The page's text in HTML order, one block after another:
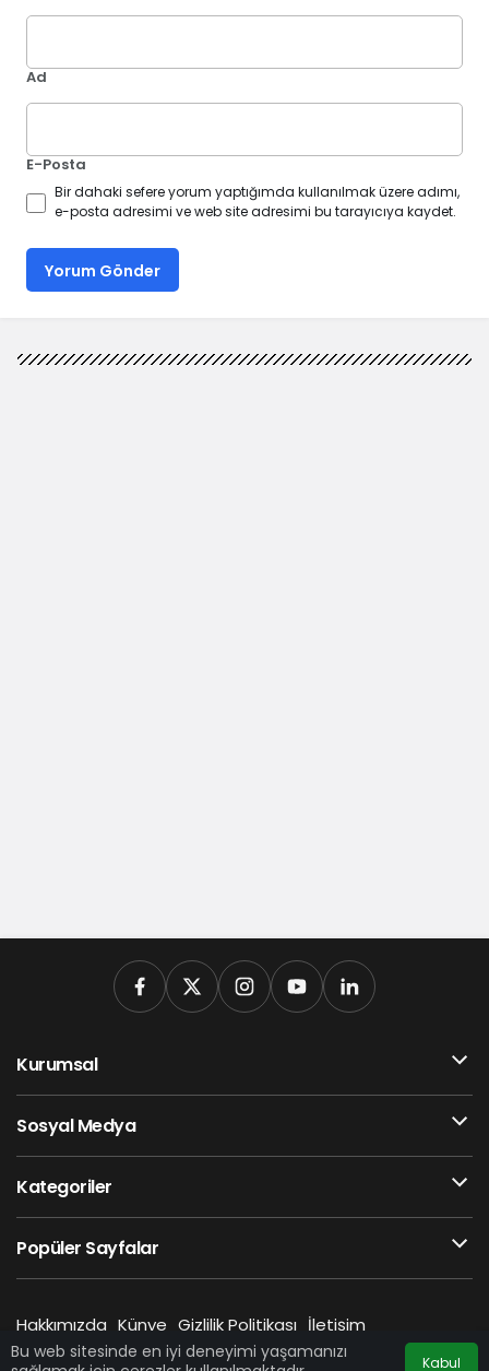
Ad
E-Posta
Bir dahaki sefere yorum yaptığımda kullanılmak üzere adımı,
e-posta adresimi ve web site adresimi bu tarayıcıya kaydet.
Yorum Gönder
Bu web sitesinde en iyi deneyimi yaşamanızı
Kabul
Kurumsal
Sosyal Medya
Kategoriler
Popüler Sayfalar
Hakkımızda Künye Gizlilik Politikası İletişim
A24 HABER © Telif Hakkı 2026, Tüm Hakları Saklıdır